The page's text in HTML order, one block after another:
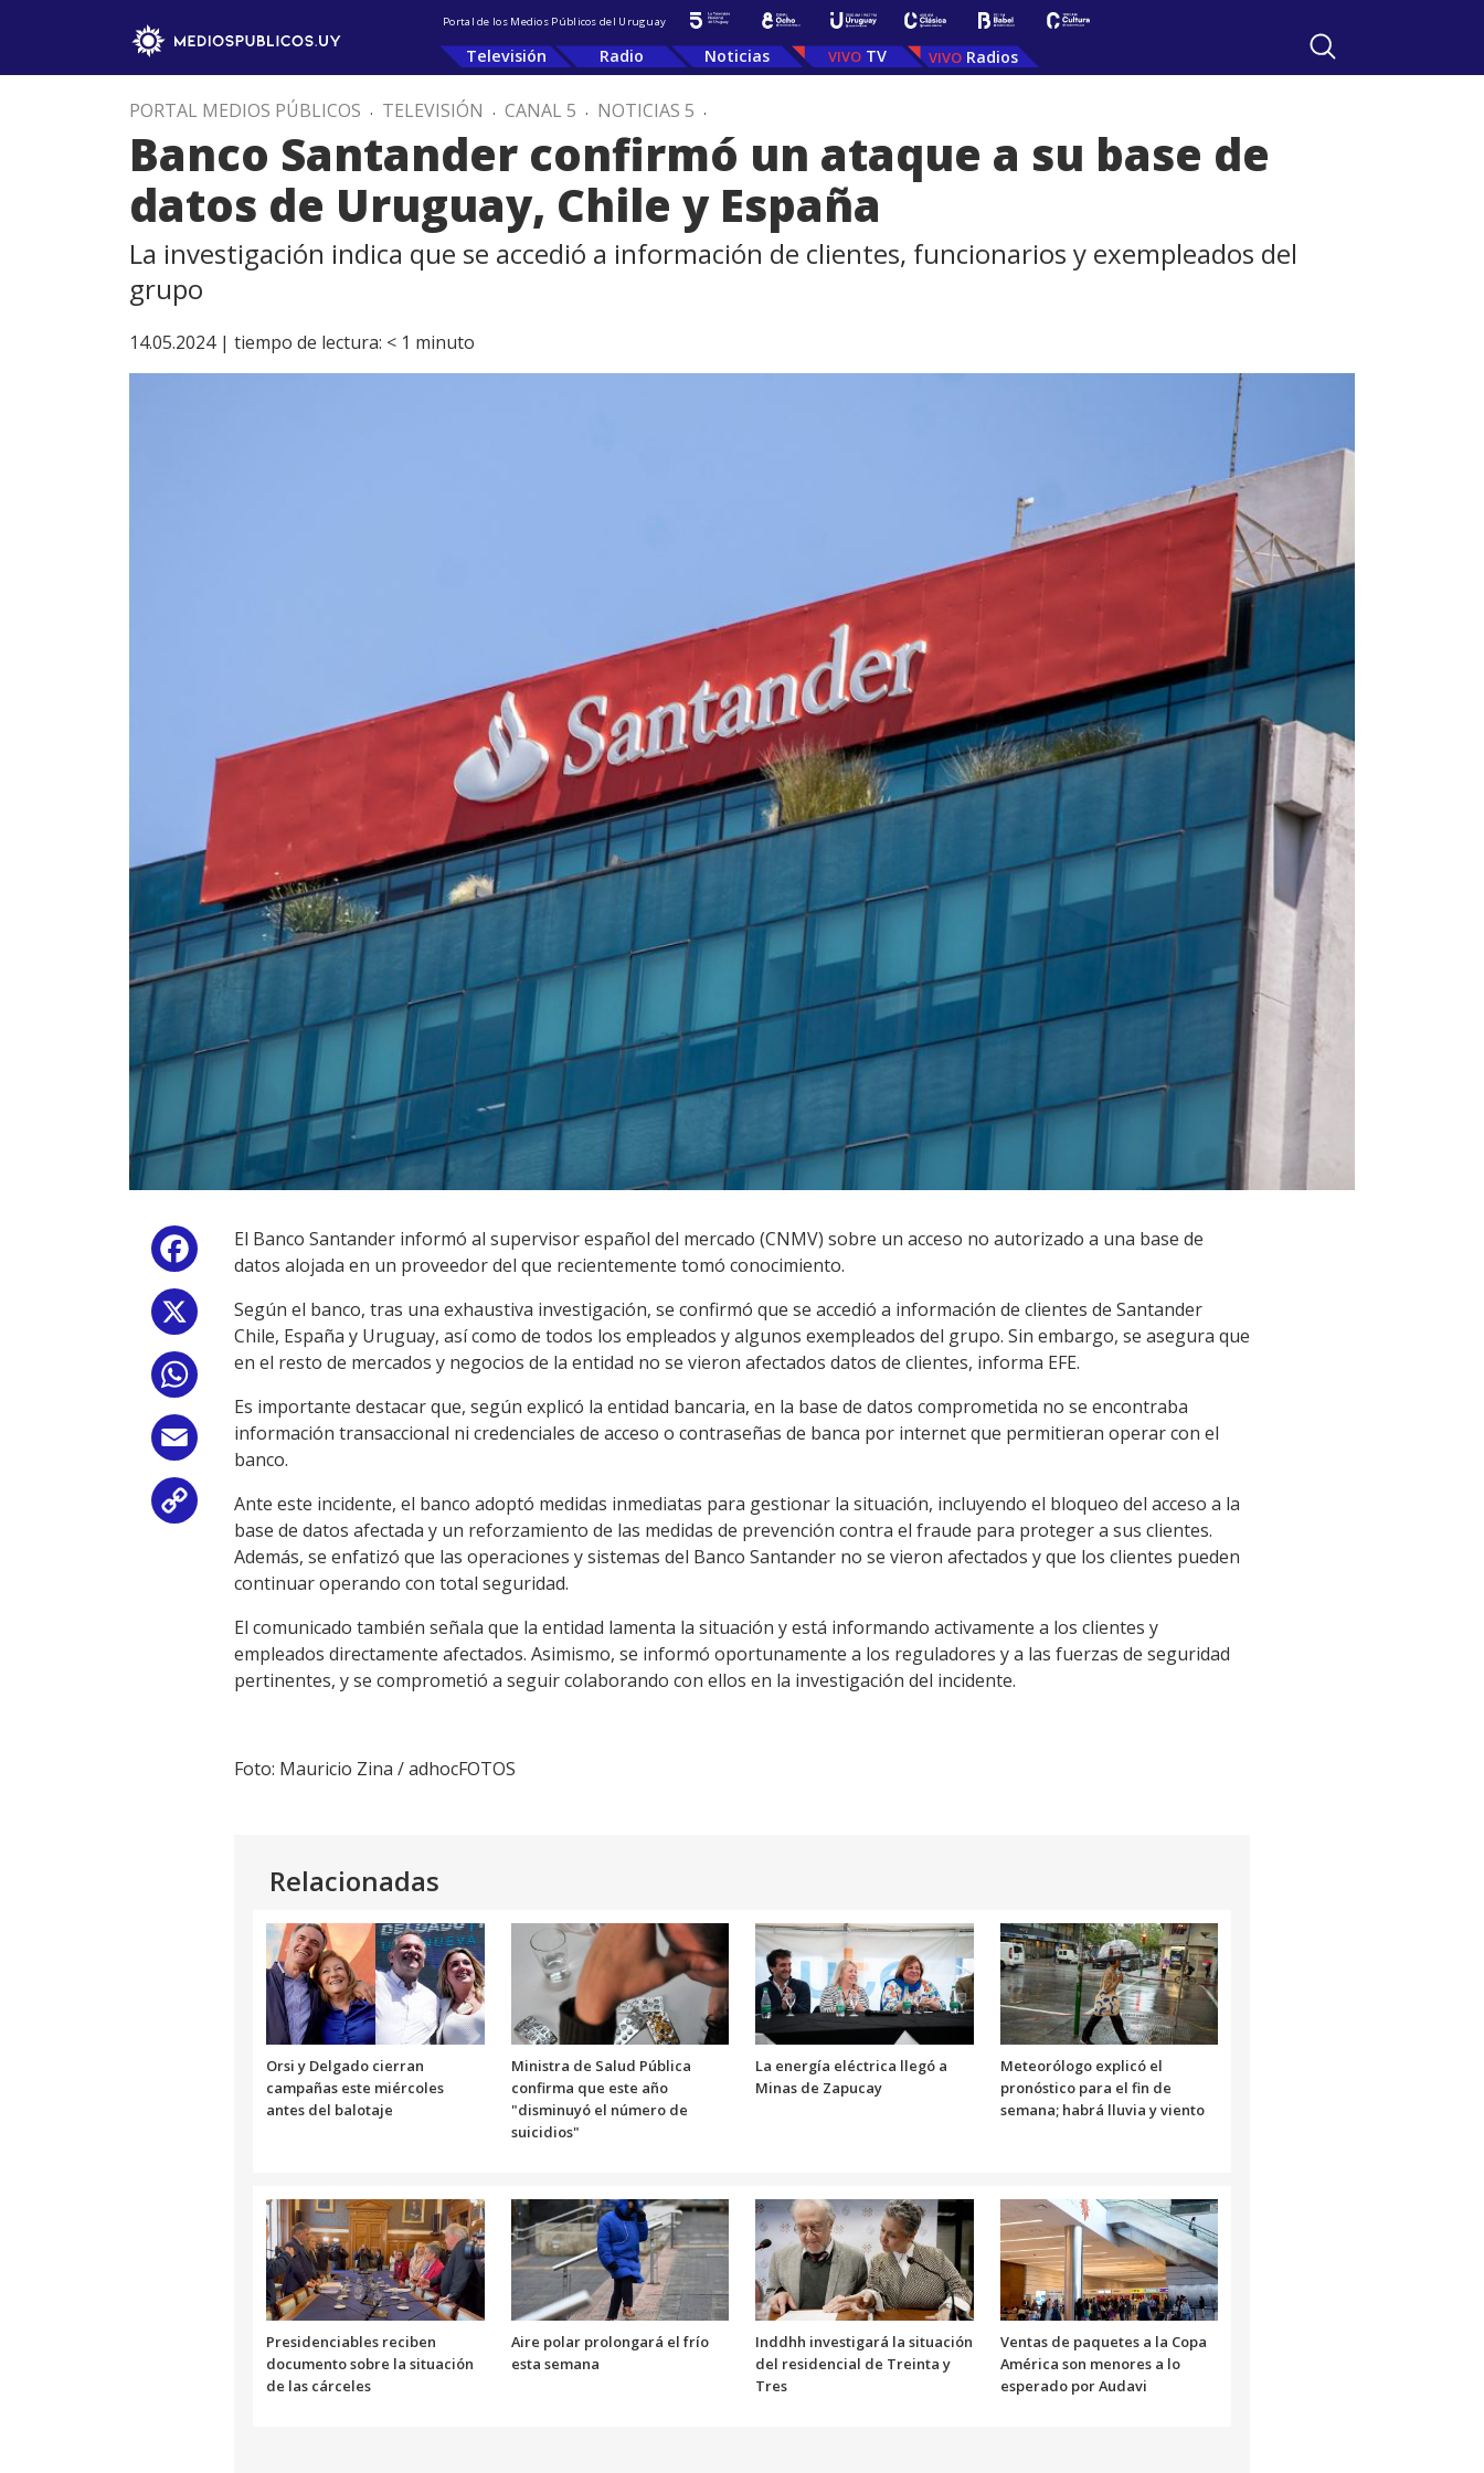
Portal de los Medios Públicos del Uruguay
Televisión Radio Noticias TV Radios
PORTAL MEDIOS PÚBLICOS . TELEVISIÓN . CANAL 5 . NOTICIAS 5 .
Banco Santander confirmó un ataque a su base de
datos de Uruguay, Chile y España
La investigación indica que se accedió a información de clientes, funcionarios y exempleados del
grupo
14.05.2024 | tiempo de lectura: < 1 minuto
Facebook
Email
Copy
Link
El Banco Santander informó al supervisor español del mercado (CNMV) sobre un acceso no autorizado a una base de
datos alojada en un proveedor del que recientemente tomó conocimiento.
Según el banco, tras una exhaustiva investigación, se confirmó que se accedió a información de clientes de Santander
Chile, España y Uruguay, así como de todos los empleados y algunos exempleados del grupo. Sin embargo, se asegura que
en el resto de mercados y negocios de la entidad no se vieron afectados datos de clientes, informa EFE.
Es importante destacar que, según explicó la entidad bancaria, en la base de datos comprometida no se encontraba
información transaccional ni credenciales de acceso o contraseñas de banca por internet que permitieran operar con el
banco.
Ante este incidente, el banco adoptó medidas inmediatas para gestionar la situación, incluyendo el bloqueo del acceso a la
base de datos afectada y un reforzamiento de las medidas de prevención contra el fraude para proteger a sus clientes.
Además, se enfatizó que las operaciones y sistemas del Banco Santander no se vieron afectados y que los clientes pueden
continuar operando con total seguridad.
El comunicado también señala que la entidad lamenta la situación y está informando activamente a los clientes y
empleados directamente afectados. Asimismo, se informó oportunamente a los reguladores y a las fuerzas de seguridad
pertinentes, y se comprometió a seguir colaborando con ellos en la investigación del incidente.
Foto: Mauricio Zina / adhocFOTOS
Relacionadas
Orsi y Delgado cierran
campañas este miércoles
antes del balotaje
Ministra de Salud Pública
confirma que este año
"disminuyó el número de
suicidios"
La energía eléctrica llegó a
Minas de Zapucay
Meteorólogo explicó el
pronóstico para el fin de
semana; habrá lluvia y viento
Presidenciables reciben
documento sobre la situación
de las cárceles
Aire polar prolongará el frío
esta semana
Inddhh investigará la situación
del residencial de Treinta y
Tres
Ventas de paquetes a la Copa
América son menores a lo
esperado por Audavi